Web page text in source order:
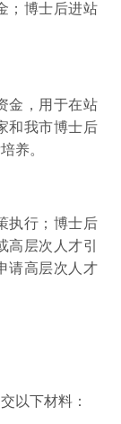
；博士后进站
金，用于在站
和我市博士后
养。
执行；博士后
层次人才引
请高层次人才
以下材料：